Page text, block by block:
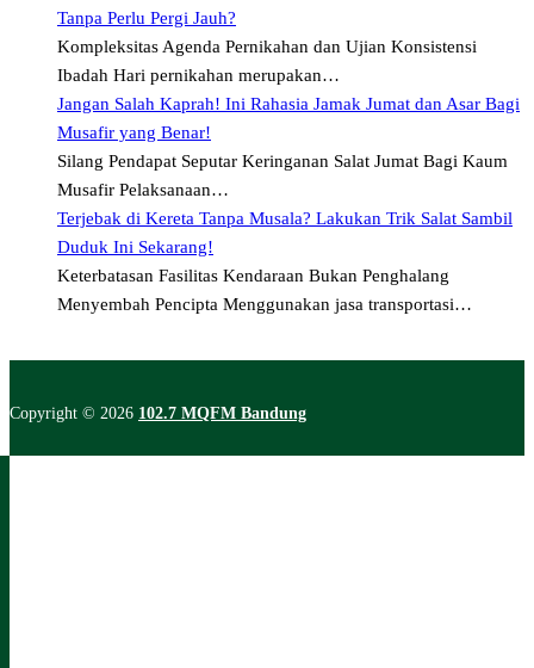
Tanpa Perlu Pergi Jauh?
Kompleksitas Agenda Pernikahan dan Ujian Konsistensi
Ibadah Hari pernikahan merupakan…
Jangan Salah Kaprah! Ini Rahasia Jamak Jumat dan Asar Bagi
Musafir yang Benar!
Silang Pendapat Seputar Keringanan Salat Jumat Bagi Kaum
Musafir Pelaksanaan…
Terjebak di Kereta Tanpa Musala? Lakukan Trik Salat Sambil
Duduk Ini Sekarang!
Keterbatasan Fasilitas Kendaraan Bukan Penghalang
Menyembah Pencipta Menggunakan jasa transportasi…
Copyright © 2026 102.7 MQFM Bandung